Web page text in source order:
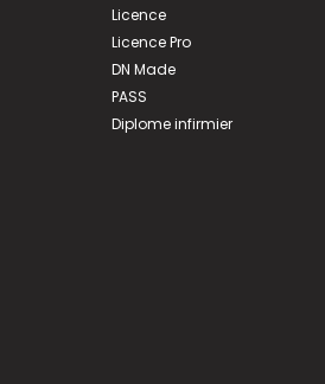
Licence
Licence Pro
DN Made
PASS
Diplome infirmier